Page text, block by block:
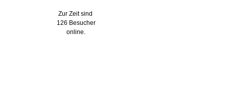
Zur Zeit sind
126 Besucher
online.